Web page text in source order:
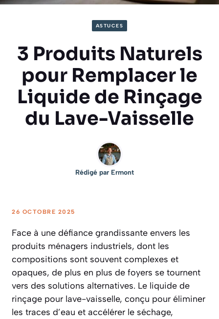
ASTUCES
3 Produits Naturels
pour Remplacer le
Liquide de Rinçage
du Lave-Vaisselle
Rédigé par Ermont
26 OCTOBRE 2025
Face à une défiance grandissante envers les
produits ménagers industriels, dont les
compositions sont souvent complexes et
opaques, de plus en plus de foyers se tournent
vers des solutions alternatives. Le liquide de
rinçage pour lave-vaisselle, conçu pour éliminer
les traces d’eau et accélérer le séchage,